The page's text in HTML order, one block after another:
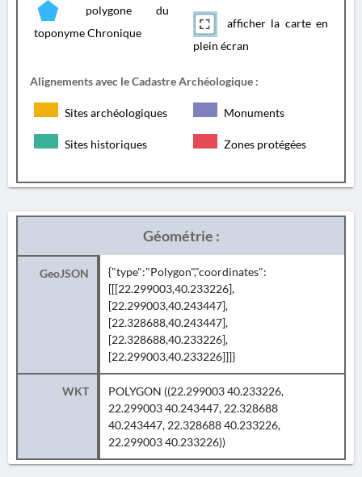
polygone du
toponyme Chronique
afficher la carte en
plein écran
Alignements avec le Cadastre Archéologique :
Sites archéologiques Monuments
Sites historiques Zones protégées
Géométrie :
GeoJSON
{"type":"Polygon","coordinates":
[[[22.299003,40.233226],
[22.299003,40.243447],
[22.328688,40.243447],
[22.328688,40.233226],
[22.299003,40.233226]]]}
WKT
POLYGON ((22.299003 40.233226,
22.299003 40.243447, 22.328688
40.243447, 22.328688 40.233226,
22.299003 40.233226))